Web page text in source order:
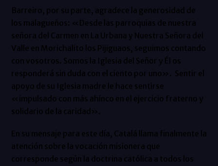
Barreiro, por su parte, agradece la generosidad de
los malagueños: «Desde las parroquias de nuestra
señora del Carmen en La Urbana y Nuestra Señora del
Valle en Morichalito los Pijiguaos, seguimos contando
con vosotros. Somos la Iglesia del Señor y Él os
responderá sin duda con el ciento por uno». Sentir el
apoyo de su Iglesia madre le hace sentirse
«impulsado con más ahínco en el ejercicio fraterno y
solidario de la caridad».
En su mensaje para este día, Catalá llama finalmente la
atención sobre la vocación misionera que
corresponde según la doctrina católica a todos los